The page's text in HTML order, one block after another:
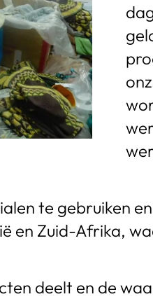
te gebruiken
en Zuid-Afrika,
deelt en de